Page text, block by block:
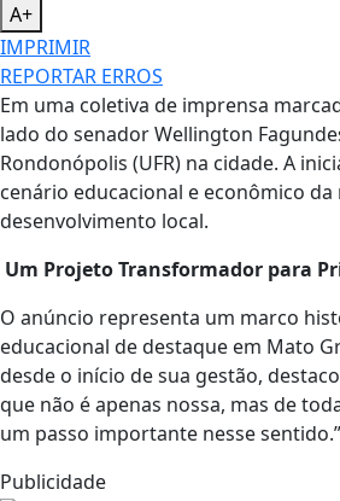
A+
IMPRIMIR
REPORTAR ERROS
Em uma coletiva de imprensa
lado do senador Wellington
Rondonópolis (UFR) na cidade. A
cenário educacional e econômico
desenvolvimento local.
Um Projeto Transformador para
O anúncio representa um marco
educacional de destaque em Mato
desde o início de sua gestão,
que não é apenas nossa, mas de
um passo importante nesse sentido.”
Publicidade